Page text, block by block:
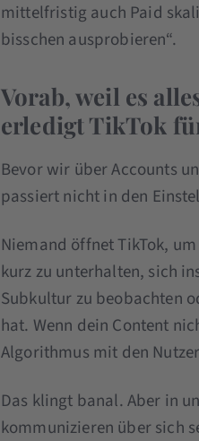
mittelfristig auch Paid
bisschen ausprobieren“.
Vorab, weil es
erledigt TikTok
Bevor wir über Accounts
passiert nicht in den
Niemand öffnet TikTok,
kurz zu unterhalten, sich
Subkultur zu beobachten
hat. Wenn dein Content
Algorithmus mit den
Das klingt banal. Aber in
kommunizieren über sich